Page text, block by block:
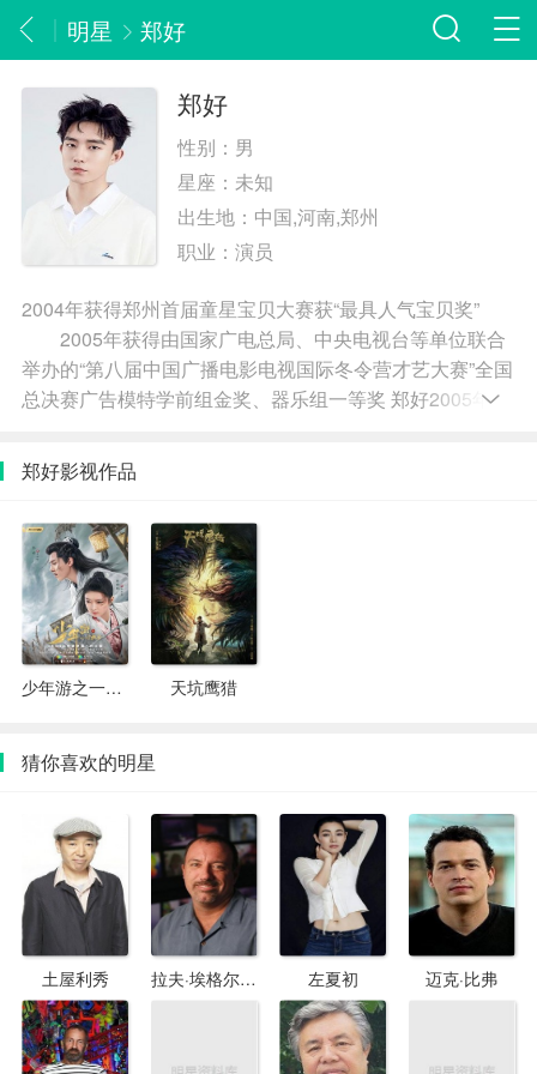
明星 郑好
郑好
性别： 男
星座：未知
出生地： 中国,河南,郑州
职业：演员
2004年获得郑州首届童星宝贝大赛获“最具人气宝贝奖”
2005年获得由国家广电总局、中央电视台等单位联合
举办的“第八届中国广播电影电视国际冬令营才艺大赛”全国
总决赛广告模特学前组金奖、器乐组一等奖 郑好2005年参
侯高俊杰一起参加河南电视台“六一”特别节目 2006年
获得河南省首届少儿艺术节一等奖 2007年获得“第七
届全国电视希望之星大赛”河南赛区特邀...
郑好影视作品
少年游之一寸相思 天坑鹰猎
猜你喜欢的明星
土屋利秀 拉夫·埃格尔斯顿 左夏初 迈克·比弗